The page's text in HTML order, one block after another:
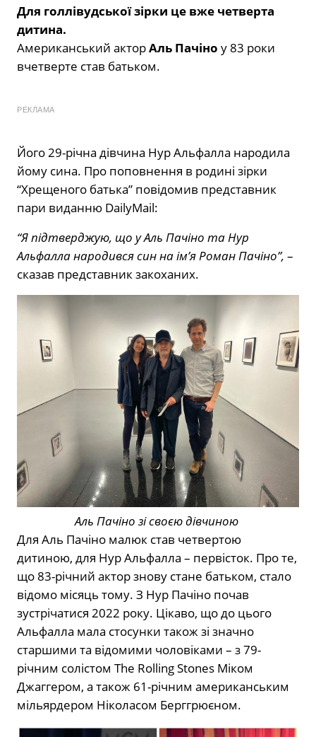
Для голлівудської зірки це вже четверта
дитина.
Американський акторАль Пачіно у 83 роки
вчетверте став батьком.
РЕКЛАМА
Його 29-річна дівчина Нур Альфалла народила
йому сина. Про поповнення в родині зірки
“Хрещеного батька” повідомив представник
пари виданню DailyMail:
“Я підтверджую, що у Аль Пачіно та Нур
Альфалла народився син на ім’я Роман Пачіно”, –
сказав представник закоханих.
Аль Пачіно зі своєю дівчиною
Для Аль Пачіно малюк став четвертою
дитиною, для Нур Альфалла – первісток. Про те,
що 83-річний актор знову стане батьком, стало
відомо місяць тому. З Нур Пачіно почав
зустрічатися 2022 року. Цікаво, що до цього
Альфалла мала стосунки також зі значно
старшими та відомими чоловіками – з 79-
річним солістом The Rolling Stones Міком
Джаггером, а також 61-річним американським
мільярдером Ніколасом Берггрюєном.